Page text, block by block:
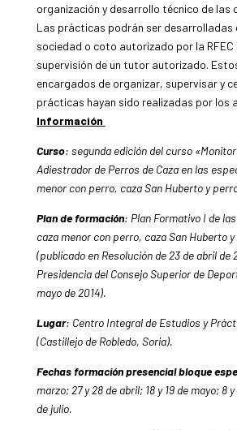
organización y desarrollo técnico de las
Las prácticas podrán ser desarrolladas
sociedad o coto autorizado por la RFEC
supervisión de un tutor autorizado.
encargados de organizar, supervisar y
prácticas hayan sido realizadas por los
Información
Curso: segunda edición del curso
Adiestrador de Perros de Caza en las
menor con perro, caza San Huberto y
Plan de formación: Plan Formativo I de
caza menor con perro, caza San Huberto
(publicado en Resolución de 23 de abril de
Presidencia del Consejo Superior de
mayo de 2014).
Lugar: Centro Integral de Estudios y
(Castillejo de Robledo, Soria).
Fechas formación presencial bloque
marzo; 27 y 28 de abril; 18 y 19 de mayo; 8
de julio.